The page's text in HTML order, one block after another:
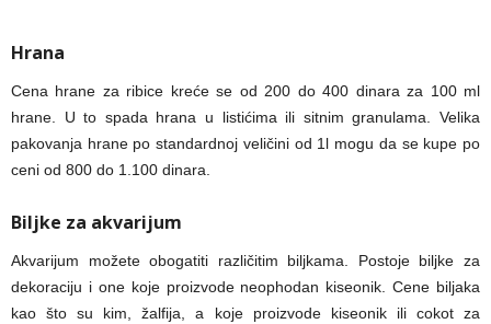
Hrana
Cena hrane za ribice kreće se od 200 do 400 dinara za 100 ml
hrane. U to spada hrana u listićima ili sitnim granulama. Velika
pakovanja hrane po standardnoj veličini od 1l mogu da se kupe po
ceni od 800 do 1.100 dinara.
Biljke za akvarijum
Akvarijum možete obogatiti različitim biljkama. Postoje biljke za
dekoraciju i one koje proizvode neophodan kiseonik. Cene biljaka
kao što su kim, žalfija, a koje proizvode kiseonik ili cokot za